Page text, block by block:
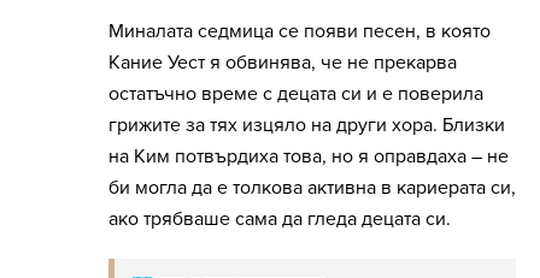
Миналата седмица се появи песен, в която
Кание Уест я обвинява, че не прекарва
остатъчно време с децата си и е поверила
грижите за тях изцяло на други хора. Близки
на Ким потвърдиха това, но я оправдаха – не
би могла да е толкова активна в кариерата си,
ако трябваше сама да гледа децата си.